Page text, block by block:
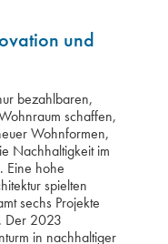
und
bezahlbaren,
schaffen,
Wohnformen,
Nachhaltigkeit im
Eine hohe
spielten
sechs Projekte
Der 2023
in nachhaltiger